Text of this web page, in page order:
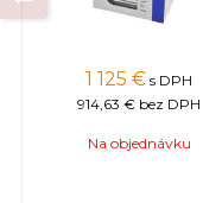
1 125 € s DPH
914,63 € bez DPH
Na objednávku